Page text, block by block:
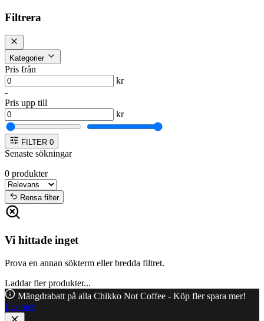
Filtrera
Kategorier
Pris från
kr
-
Pris upp till
kr
FILTER 0
Senaste sökningar
0 produkter
Rensa filter
Vi hittade inget
Prova en annan sökterm eller bredda filtret.
Laddar fler produkter...
Mängdrabatt på alla Chikko Not Coffee - Köp fler spara mer!
Läs mer